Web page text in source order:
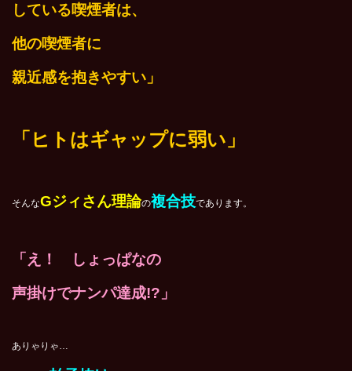
している喫煙者は、
他の喫煙者に
親近感を抱きやすい」
「ヒトはギャップに弱い」
そんなGジィさん理論の複合技であります。
「え！ しょっぱなの
声掛けでナンパ達成!?」
ありゃりゃ…